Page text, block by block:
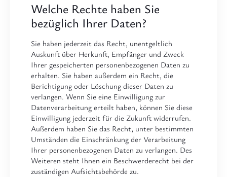
Welche Rechte haben Sie
bezüglich Ihrer Daten?
Sie haben jederzeit das Recht, unentgeltlich
Auskunft über Herkunft, Empfänger und Zweck
Ihrer gespeicherten personenbezogenen Daten zu
erhalten. Sie haben außerdem ein Recht, die
Berichtigung oder Löschung dieser Daten zu
verlangen. Wenn Sie eine Einwilligung zur
Datenverarbeitung erteilt haben, können Sie diese
Einwilligung jederzeit für die Zukunft widerrufen.
Außerdem haben Sie das Recht, unter bestimmten
Umständen die Einschränkung der Verarbeitung
Ihrer personenbezogenen Daten zu verlangen. Des
Weiteren steht Ihnen ein Beschwerderecht bei der
zuständigen Aufsichtsbehörde zu.